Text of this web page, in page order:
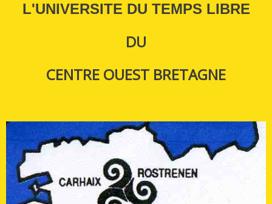
L'UNIVERSITE DU TEMPS LIBRE
DU
CENTRE OUEST BRETAGNE